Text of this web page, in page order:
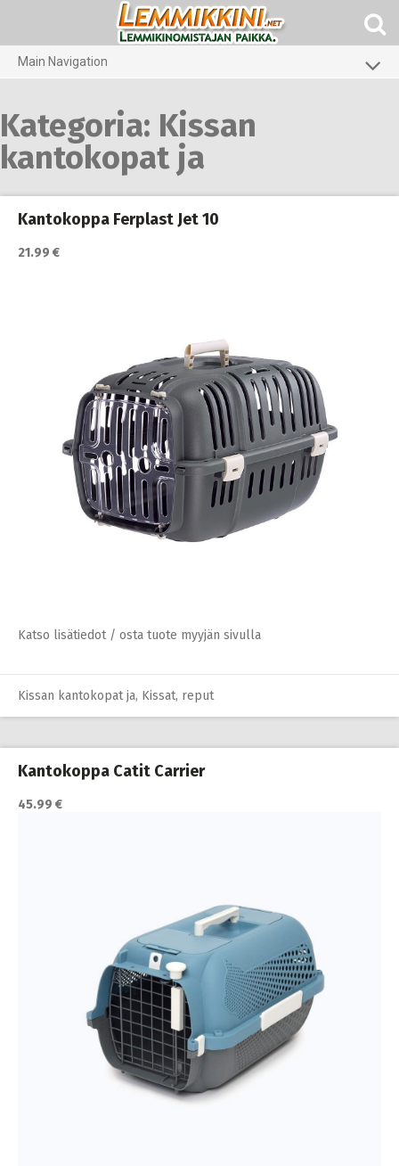
Main Navigation
Kissat
Pieneläimet
Kategoria: Kissan
kantokopat ja
Kantokoppa Ferplast Jet 10
21.99 €
Katso lisätiedot / osta tuote myyjän sivulla
Kissan kantokopat ja, Kissat, reput
Kantokoppa Catit Carrier
45.99 €